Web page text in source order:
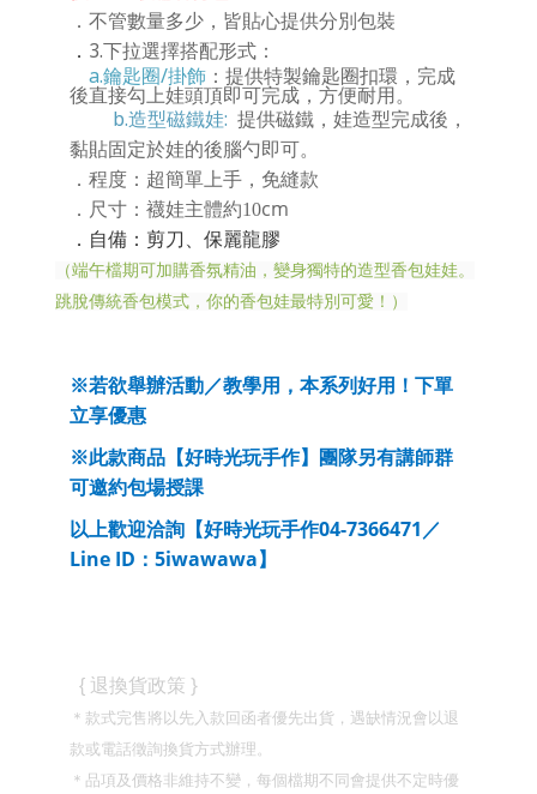
．不管數量多少，皆貼心提供分別包裝
． 3.下拉選擇搭配形式：
a.鑰匙圈/掛飾 ：提供特製鑰匙圈扣環，完成
後直接勾上娃頭頂即可完成，方便耐用。
b.造型磁鐵娃: 提供磁鐵，娃造型完成後，
黏貼固定於娃的後腦勺即可。
． 程度：超簡單上手，免縫款
． 尺寸：襪娃主體約10cm
． 自備：剪刀、保麗龍膠
（端午檔期可加購香氛精油，變身獨特的造型香包娃娃。
跳脫傳統香包模式，你的香包娃最特別可愛！）
※若欲舉辦活動／教學用，本系列好用！下單
立享優惠
※此款商品【好時光玩手作】團隊另有講師群
可邀約包場授課
以上歡迎洽詢【好時光玩手作04-7366471 ／
Line ID ： 5iwawawa 】
{ 退換貨政策 }
＊款式完售將以先入款回函者優先出貨，遇缺情況會以退
款或電話徵詢換貨方式辦理。
＊品項及價格非維持不變，每個檔期不同會提供不定時優